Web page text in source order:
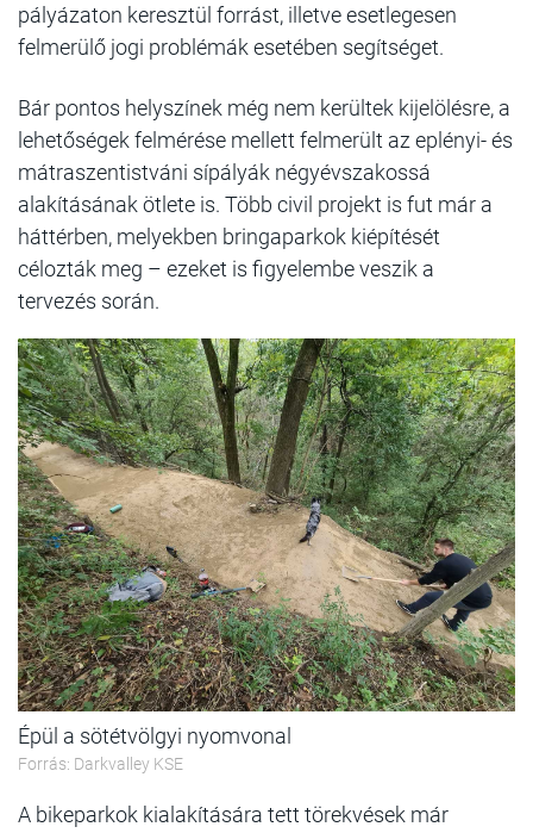
pályázaton keresztül forrást, illetve esetlegesen
felmerülő jogi problémák esetében segítséget.
Bár pontos helyszínek még nem kerültek kijelölésre, a
lehetőségek felmérése mellett felmerült az eplényi- és
mátraszentistváni sípályák négyévszakossá
alakításának ötlete is. Több civil projekt is fut már a
háttérben, melyekben bringaparkok kiépítését
célozták meg – ezeket is figyelembe veszik a
tervezés során.
Épül a sötétvölgyi nyomvonal
Forrás: Darkvalley KSE
A bikeparkok kialakítására tett törekvések már